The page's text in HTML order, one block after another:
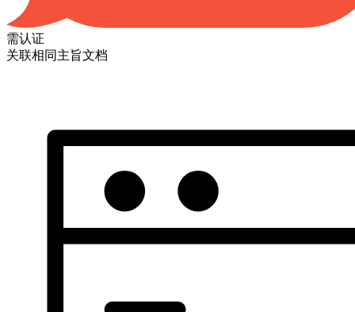
需认证
关联相同主旨文档